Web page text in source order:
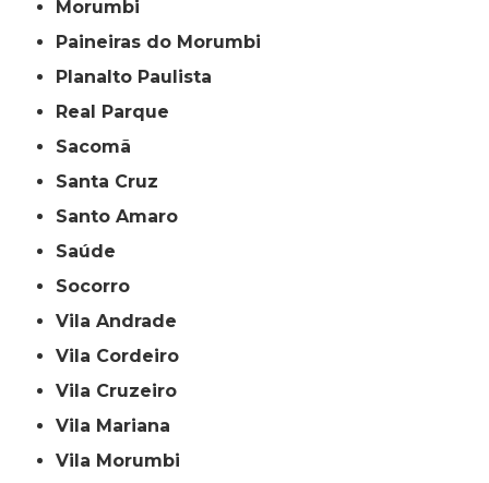
Morumbi
Paineiras do Morumbi
Planalto Paulista
Real Parque
Sacomã
Santa Cruz
Santo Amaro
Saúde
Socorro
Vila Andrade
Vila Cordeiro
Vila Cruzeiro
Vila Mariana
Vila Morumbi